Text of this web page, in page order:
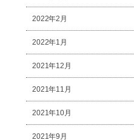
2022年2月
2022年1月
2021年12月
2021年11月
2021年10月
2021年9月